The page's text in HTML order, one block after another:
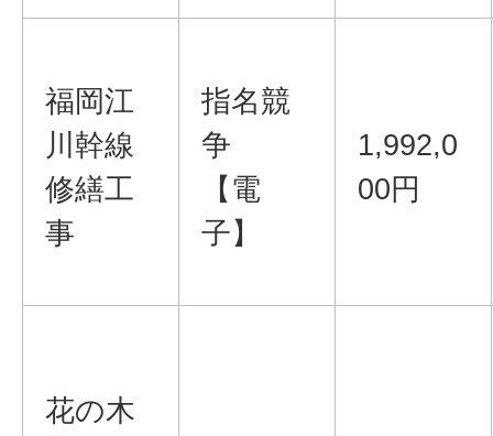
福岡江
川幹線
修繕工
事
指名競
争
【電
子】
1,992,0
00円
花の木